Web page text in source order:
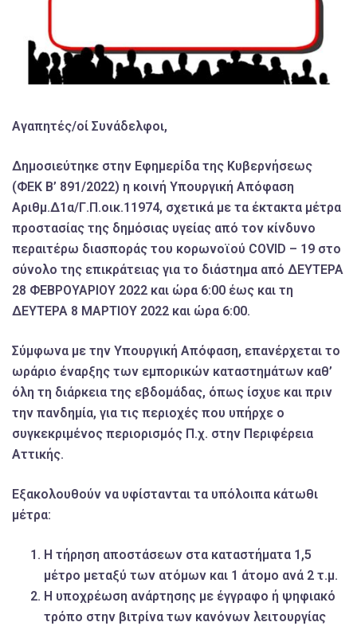
Αγαπητές/οί Συνάδελφοι,
Δημοσιεύτηκε στην Εφημερίδα της Κυβερνήσεως
(ΦΕΚ Β’ 891/2022) η κοινή Υπουργική Απόφαση
Αριθμ.Δ1α/Γ.Π.οικ.11974, σχετικά με τα έκτακτα μέτρα
προστασίας της δημόσιας υγείας από τον κίνδυνο
περαιτέρω διασποράς του κορωνοϊού COVID – 19 στο
σύνολο της επικράτειας για το διάστημα από ΔΕΥΤΕΡΑ
28 ΦΕΒΡΟΥΑΡΙΟΥ 2022 και ώρα 6:00 έως και τη
ΔΕΥΤΕΡΑ 8 ΜΑΡΤΙΟΥ 2022 και ώρα 6:00.
Σύμφωνα με την Υπουργική Απόφαση, επανέρχεται το
ωράριο έναρξης των εμπορικών καταστημάτων καθ’
όλη τη διάρκεια της εβδομάδας, όπως ίσχυε και πριν
την πανδημία, για τις περιοχές που υπήρχε ο
συγκεκριμένος περιορισμός Π.χ. στην Περιφέρεια
Αττικής.
Εξακολουθούν να υφίστανται τα υπόλοιπα κάτωθι
μέτρα:
Η τήρηση αποστάσεων στα καταστήματα 1,5
μέτρο μεταξύ των ατόμων και 1 άτομο ανά 2 τ.μ.
Η υποχρέωση ανάρτησης με έγγραφο ή ψηφιακό
τρόπο στην βιτρίνα των κανόνων λειτουργίας